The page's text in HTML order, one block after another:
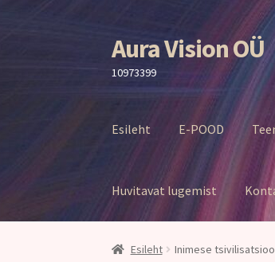
Liigu
navigeerimisele
Liigu
sisu
juurde
Aura Vision OÜ
10973399
Esileht E-POOD
Huvitavat lugemist
Esileht Inimese